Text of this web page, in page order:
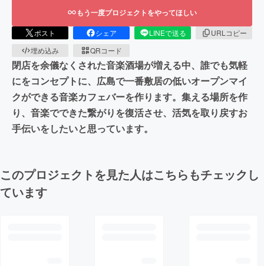
もう一度プロジェクトをやってほしい
ポスト シェア LINEで送る
URLコピー
埋め込み
QRコード
閉店を余儀なくされた音楽酒場が増える中、誰でも気軽
にをコンセプトに、広島で一番敷居の低いオープンマイ
クができる音楽カフェバーを作ります。集える場所を作
り、音楽でできた繋がりを復活させ、活気を取り戻すお
手伝いをしたいと思っています。
このプロジェクトを見た人はこちらもチェックし
ています